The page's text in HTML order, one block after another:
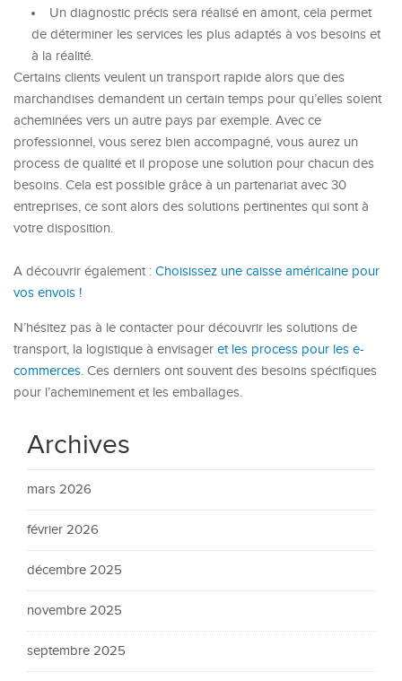
Un diagnostic précis sera réalisé en amont, cela permet
de déterminer les services les plus adaptés à vos besoins et
à la réalité.
Certains clients veulent un transport rapide alors que des
marchandises demandent un certain temps pour qu’elles soient
acheminées vers un autre pays par exemple. Avec ce
professionnel, vous serez bien accompagné, vous aurez un
process de qualité et il propose une solution pour chacun des
besoins. Cela est possible grâce à un partenariat avec 30
entreprises, ce sont alors des solutions pertinentes qui sont à
votre disposition.
A découvrir également : Choisissez une caisse américaine pour
vos envois !
N’hésitez pas à le contacter pour découvrir les solutions de
transport, la logistique à envisager et les process pour les e-
commerces. Ces derniers ont souvent des besoins spécifiques
pour l’acheminement et les emballages.
Archives
mars 2026
février 2026
décembre 2025
novembre 2025
septembre 2025